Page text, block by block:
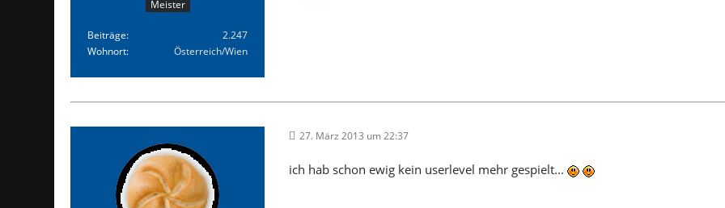
Meister
Beiträge
2.247
Wohnort
Österreich/Wien
27. März 2013 um 22:37
ich hab schon ewig kein userlevel mehr gespielt...